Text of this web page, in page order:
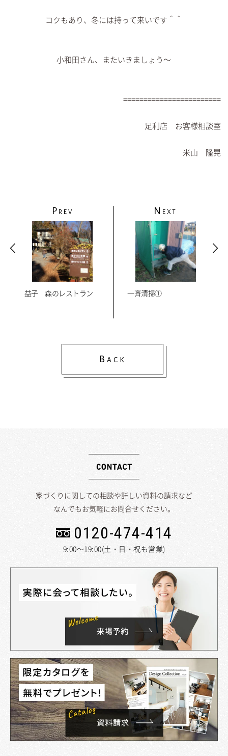
コクもあり、冬には持って来いです＾＾
小和田さん、またいきましょう～
========================
足利店 お客様相談室
米山 隆晃
P REV
益子 森のレストラン 一斉清掃①
N EXT
B ACK
家づくりに関しての相談や詳しい資料の請求など
なんでもお気軽にお問合せください。
0120-474-414
9:00～19:00(土・日・祝も営業)